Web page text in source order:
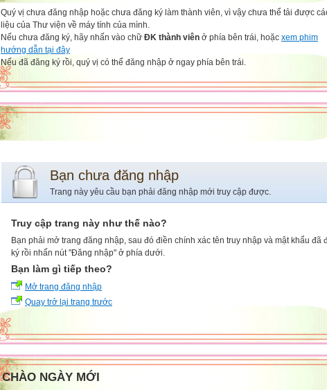
Quý vị chưa đăng nhập hoặc chưa đăng ký làm thành viên, vì vậy chưa thể tải được
liệu của Thư viện về máy tính của mình.
Nếu chưa đăng ký, hãy nhấn vào chữ ĐK thành viên ở phía bên trái, hoặc xem phim
hướng dẫn tại đây
Nếu đã đăng ký rồi, quý vị có thể đăng nhập ở ngay phía bên trái.
Bạn chưa đăng nhập
Trang này yêu cầu bạn phải đăng nhập mới truy cập được.
Truy cập trang này như thế nào?
Bạn phải mở trang đăng nhập, sau đó điền chính xác tên truy nhập và mật khẩu đã
ký rồi nhấn nút "Đăng nhập" ở phía dưới.
Bạn làm gì tiếp theo?
Mở trang đăng nhập
Quay trở lại trang trước
CHÀO NGÀY MỚI